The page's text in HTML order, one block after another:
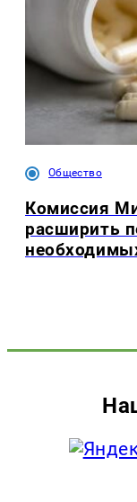
Общество
Комиссия
расширить